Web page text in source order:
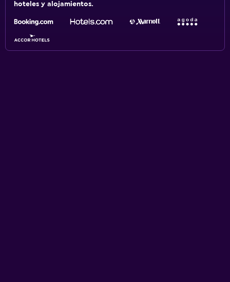
hoteles y alojamientos.